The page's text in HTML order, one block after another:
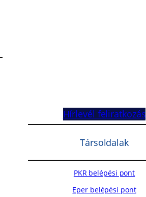
Hírlevél feliratkozás
Társoldalak
PKR belépési pont
Eper belépési pont